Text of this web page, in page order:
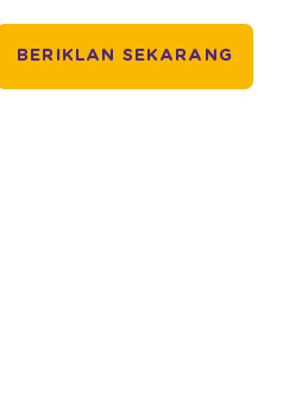
BERIKLAN SEKARANG